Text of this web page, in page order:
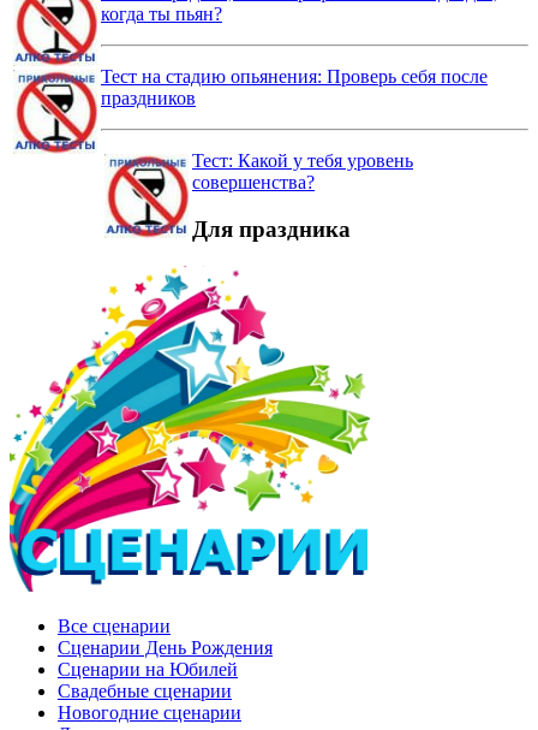
когда ты пьян?
Тест на стадию опьянения: Проверь себя после
праздников
Тест: Какой у тебя уровень
совершенства?
Для праздника
Все сценарии
Сценарии День Рождения
Сценарии на Юбилей
Свадебные сценарии
Новогодние сценарии